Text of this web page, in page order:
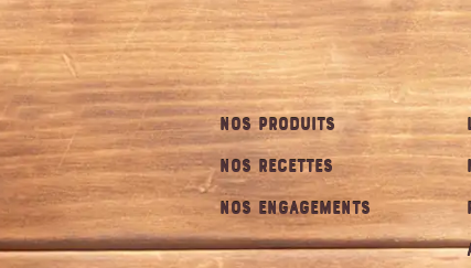
NOS PRODUITS
NOS RECETTES
NOS ENGAGEMENTS